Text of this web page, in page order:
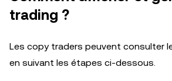
trading ?
Les copy traders peuvent consulter
en suivant les étapes ci-dessous.